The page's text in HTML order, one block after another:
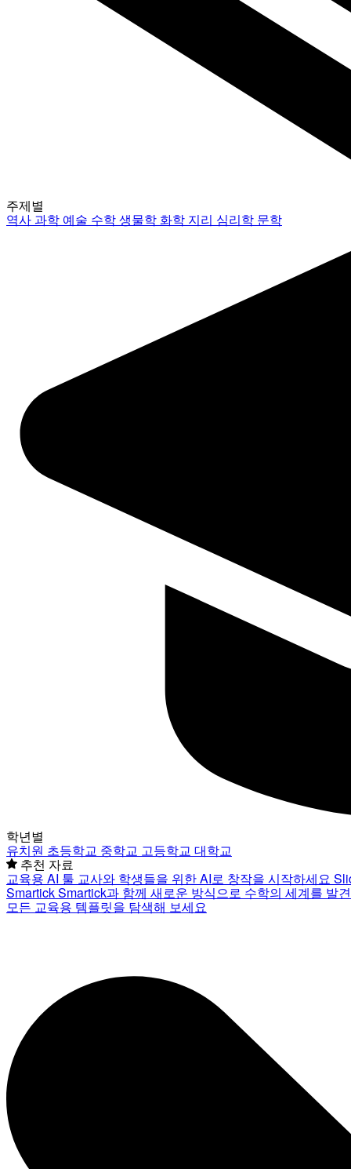
주제별
역사과학 예술 수학생물학 화학 지리 심리학 문학
학년별
유치원 초등학교 중학교 고등학교 대학교
추천 자료
교육용 AI 툴 교사와 학생들을 위한 AI로 창작을 시작하세요
SmartickSmartick과 함께 새로운 방식으로 수학의 세계를 발
모든 교육용 템플릿을 탐색해 보세요